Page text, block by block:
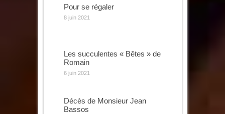
Pour se régaler
8 juin 2021
Les succulentes « Bêtes » de
Romain
6 juin 2021
Décès de Monsieur Jean
Bassos